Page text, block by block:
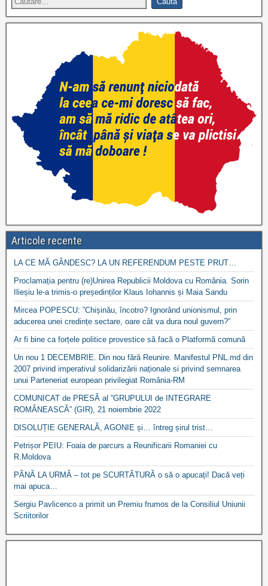
Articole recente
LA CE MĂ GÂNDESC? LA UN REFERENDUM PESTE PRUT…
Proclamația pentru (re)Unirea Republicii Moldova cu România. Sorin
Ilieșiu le-a trimis-o președinților Klaus Iohannis și Maia Sandu
Mircea POPESCU: ”Chișinău, încotro? Ignorând unionismul, prin
aducerea unei credințe sectare, oare cât va dura noul guvern?”
Ar fi bine ca forțele politice provestice să facă o Platformă comună
Un nou 1 DECEMBRIE. Din nou fără Reunire. Manifestul PNL.md din
2007 privind imperativul solidarizării naționale si privind semnarea
unui Parteneriat european privilegiat România-RM
COMUNICAT de PRESĂ al ”GRUPULUI de INTEGRARE
ROMÂNEASCĂ” (GIR), 21 noiembrie 2022
DISOLUȚIE GENERALĂ, AGONIE și… întreg șirul trist…
Petrișor PEIU: Foaia de parcurs a Reunificarii Romaniei cu
R.Moldova
PÂNĂ LA URMĂ – tot pe SCURTĂTURĂ o să o apucați! Dacă veți
mai apuca…
Sergiu Pavlicenco a primit un Premiu frumos de la Consiliul Uniunii
Scriitorilor